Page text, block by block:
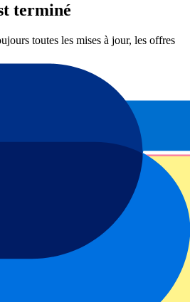
terminé
toutes les mises à jour, les offres
conformément à notrePrivacy
!